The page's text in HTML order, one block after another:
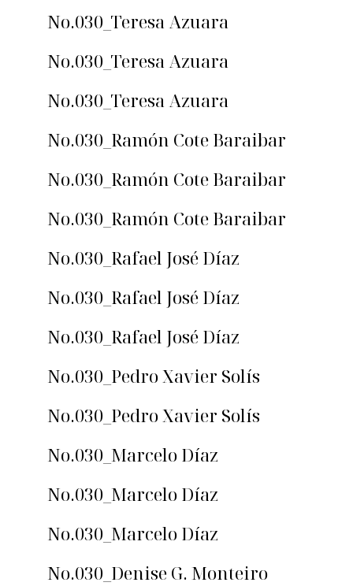
No.030_Teresa Azuara
No.030_Teresa Azuara
No.030_Teresa Azuara
No.030_Ramón Cote Baraibar
No.030_Ramón Cote Baraibar
No.030_Ramón Cote Baraibar
No.030_Rafael José Díaz
No.030_Rafael José Díaz
No.030_Rafael José Díaz
No.030_Pedro Xavier Solís
No.030_Pedro Xavier Solís
No.030_Marcelo Díaz
No.030_Marcelo Díaz
No.030_Marcelo Díaz
No.030_Denise G. Monteiro